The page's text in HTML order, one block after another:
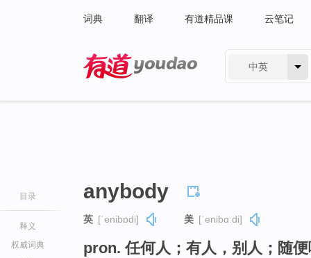
词典 翻译 有道精品课 云笔记
中英
目录
释义
权威词典
anybody
英 [ˈenibɒdi] 美 [ˈenibɑːdi]
pron. 任何人；有人，别人；随